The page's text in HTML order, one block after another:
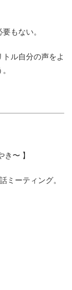
もない。
ル自分の声をよ
き〜 】
ミーティング。